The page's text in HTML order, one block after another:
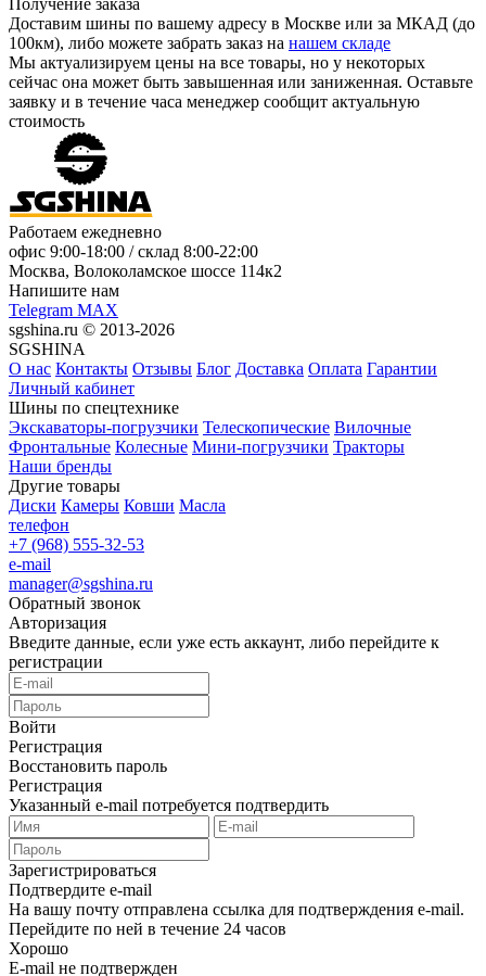
Доставим шины по вашему адресу в Москве или за МКАД (до
100км), либо можете забрать заказ на нашем складе
Мы актуализируем цены на все товары, но у некоторых
сейчас она может быть завышенная или заниженная. Оставьте
заявку и в течение часа менеджер сообщит актуальную
стоимость
Работаем ежедневно
офис 9:00-18:00 / склад 8:00-22:00
Москва, Волоколамское шоссе 114к2
Напишите нам
Telegram MAX
sgshina.ru © 2013-2026
SGSHINA
О нас Контакты Отзывы Блог Доставка Оплата Гарантии
Личный кабинет
Шины по спецтехнике
Экскаваторы-погрузчики Телескопические Вилочные
Фронтальные Колесные Мини-погрузчики Тракторы
Наши бренды
Другие товары
Диски Камеры Ковши Масла
телефон
+7 (968) 555-32-53
e-mail
manager@sgshina.ru
Обратный звонок
Авторизация
Введите данные, если уже есть аккаунт, либо перейдите к
регистрации
Войти
Регистрация
Восстановить пароль
Регистрация
Указанный e-mail потребуется подтвердить
Зарегистрироваться
Подтвердите e-mail
На вашу почту отправлена ссылка для подтверждения e-mail.
Перейдите по ней в течение 24 часов
Хорошо
E-mail не подтвержден